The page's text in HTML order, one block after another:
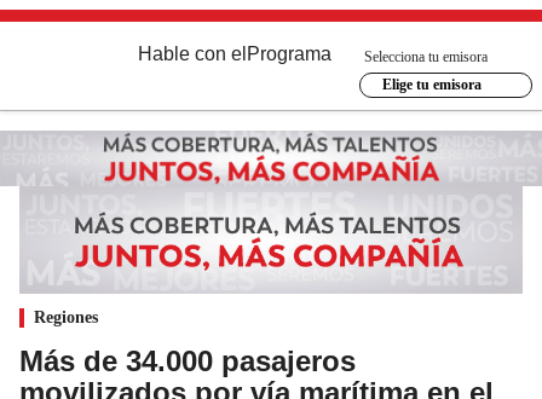
Hable con el Programa
Selecciona tu emisora
Elige tu emisora
Regiones
Más de 34.000 pasajeros
movilizados por vía marítima en el